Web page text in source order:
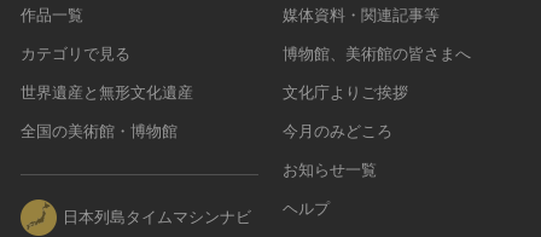
作品一覧
カテゴリで見る
世界遺産と無形文化遺産
全国の美術館・博物館
日本列島タイムマシンナビ
媒体資料・関連記事等
博物館、美術館の皆さまへ
文化庁よりご挨拶
今月のみどころ
お知らせ一覧
ヘルプ